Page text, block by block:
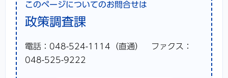
このページについてのお問合せは
政策調査課
電話：048-524-1114（直通） ファクス：
048-525-9222